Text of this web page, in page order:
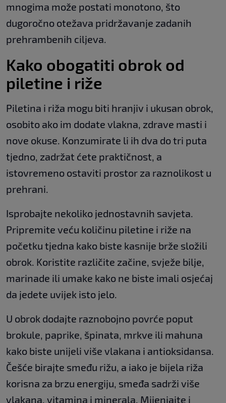
mnogima može postati monotono, što
dugoročno otežava pridržavanje zadanih
prehrambenih ciljeva.
Kako obogatiti obrok od
piletine i riže
Piletina i riža mogu biti hranjiv i ukusan obrok,
osobito ako im dodate vlakna, zdrave masti i
nove okuse. Konzumirate li ih dva do tri puta
tjedno, zadržat ćete praktičnost, a
istovremeno ostaviti prostor za raznolikost u
prehrani.
Isprobajte nekoliko jednostavnih savjeta.
Pripremite veću količinu piletine i riže na
početku tjedna kako biste kasnije brže složili
obrok. Koristite različite začine, svježe bilje,
marinade ili umake kako ne biste imali osjećaj
da jedete uvijek isto jelo.
U obrok dodajte raznobojno povrće poput
brokule, paprike, špinata, mrkve ili mahuna
kako biste unijeli više vlakana i antioksidansa.
Češće birajte smeđu rižu, a iako je bijela riža
korisna za brzu energiju, smeđa sadrži više
vlakana, vitamina i minerala. Mijenjajte i